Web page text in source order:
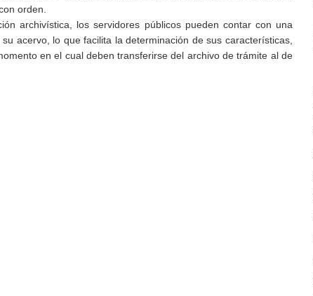
orden.
archivística, los servidores públicos pueden contar con una
acervo, lo que facilita la determinación de sus características,
en el cual deben transferirse del archivo de trámite al de